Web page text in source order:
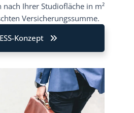
nach Ihrer Studiofläche in m²
Versicherungssumme.
Konzept